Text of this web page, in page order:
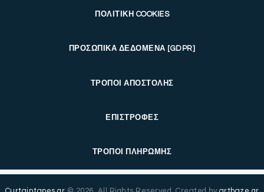
ΠΟΛΙΤΙΚΗ COOKIES
ΠΡΟΣΩΠΙΚΑ ΔΕΔΟΜΕΝΑ [GDPR]
ΤΡΟΠΟΙ ΑΠΟΣΤΟΛΗΣ
ΕΠΙΣΤΡΟΦΕΣ
ΤΡΟΠΟΙ ΠΛΗΡΩΜΗΣ